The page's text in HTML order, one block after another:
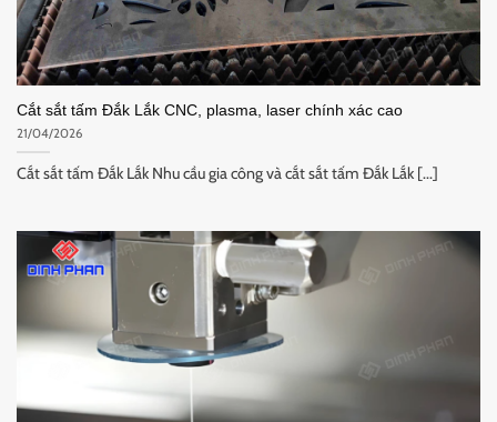
Cắt sắt tấm Đắk Lắk CNC, plasma, laser chính xác cao
21/04/2026
Cắt sắt tấm Đắk Lắk Nhu cầu gia công và cắt sắt tấm Đắk Lắk [...]